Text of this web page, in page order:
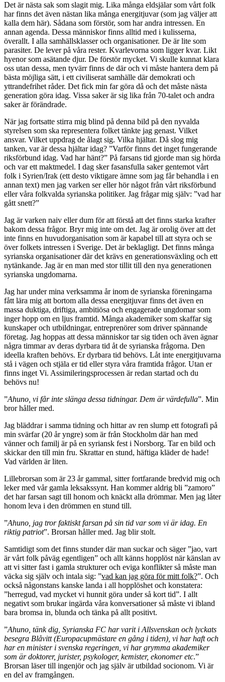
Det är nästa sak som slagit mig. Lika många eldsjälar som vårt folk
har finns det även nästan lika många energitjuvar (som jag väljer att
kalla dem här). Sådana som förstör, som har andra intressen. En
annan agenda. Dessa människor finns alltid med i kulisserna,
överallt. I alla samhällsklasser och organisationer. De är lite som
parasiter. De lever på våra rester. Kvarlevorna som ligger kvar. Likt
hyenor som asätande djur. De förstör mycket. Vi skulle kunnat klara
oss utan dessa, men tyvärr finns de där och vi måste hantera dem på
bästa möjliga sätt, i ett civiliserat samhälle där demokrati och
yttrandefrihet råder. Det fick min far göra då och det måste nästa
generation göra idag. Vissa saker är sig lika från 70-talet och andra
saker är förändrade.
När jag fortsatte stirra mig blind på denna bild på den nyvalda
styrelsen som ska representera folket tänkte jag genast. Vilket
ansvar. Vilket uppdrag de ålagt sig. Vilka hjältar. Då slog mig
tanken, var är dessa hjältar idag? ”Varför finns det inget fungerande
riksförbund idag. Vad har hänt?” På farsans tid gjorde man sig hörda
och var ett maktmedel. I dag sker fasansfulla saker gentemot vårt
folk i Syrien/Irak (ett desto viktigare ämne som jag får behandla i en
annan text) men jag varken ser eller hör något från vårt riksförbund
eller våra folkvalda syrianska politiker. Jag frågar mig själv: ”vad har
gått snett?”
Jag är varken naiv eller dum för att förstå att det finns starka krafter
bakom dessa frågor. Bryr mig inte om det. Jag är orolig över att det
inte finns en huvudorganisation som är kapabel till att styra och se
över folkets intressen i Sverige. Det är beklagligt. Det finns många
syrianska organisationer där det krävs en generationsväxling och ett
nytänkande. Jag är en man med stor tillit till den nya generationen
syrianska ungdomarna.
Jag har under mina verksamma år inom de syrianska föreningarna
fått lära mig att bortom alla dessa energitjuvar finns det även en
massa duktiga, driftiga, ambitiösa och engagerade ungdomar som
inger hopp om en ljus framtid. Många akademiker som skaffar sig
kunskaper och utbildningar, entreprenörer som driver spännande
företag. Jag hoppas att dessa människor tar sig tiden och även ägnar
några timmar av deras dyrbara tid åt de syrianska frågorna. Den
ideella kraften behövs. Er dyrbara tid behövs. Låt inte energitjuvarna
stå i vägen och stjäla er tid eller styra våra framtida frågor. Utan er
finns inget Vi. Assimileringsprocessen är redan startad och du
behövs nu!
”Ahuno, vi får inte slänga dessa tidningar. Dem är värdefulla”. Min
bror håller med.
Jag bläddrar i samma tidning och hittar av ren slump ett fotografi på
min svärfar (20 år yngre) som är från Stockholm där han med
vänner och familj är på en syriansk fest i Norsborg. Tar en bild och
skickar den till min fru. Skrattar en stund, häftiga kläder de hade!
Vad världen är liten.
Lillebrorsan som är 23 år gammal, sitter fortfarande bredvid mig och
leker med vår gamla leksakssynt. Han kommer aldrig bli ”zamoro”
det har farsan sagt till honom och knäckt alla drömmar. Men jag låter
honom leva i den drömmen en stund till.
”Ahuno, jag tror faktiskt farsan på sin tid var som vi är idag. En
riktig patriot”. Brorsan håller med. Jag blir stolt.
Samtidigt som det finns stunder där man suckar och säger ”jao, vart
är vårt folk påväg egentligen” och allt känns hopplöst när känslan av
att vi sitter fast i gamla strukturer och eviga konflikter så måste man
väcka sig själv och intala sig: ”vad kan jag göra för mitt folk?”. Och
också någonstans kanske landa i all hopplöshet och konstatera:
”herregud, vad mycket vi hunnit göra under så kort tid”. I allt
negativt som brukar ingärda våra konversationer så måste vi ibland
bara bromsa in, blunda och tänka på allt positivt.
”Ahuno, tänk dig, Syrianska FC har varit i Allsvenskan och lyckats
besegra Blåvitt (Europacupmästare en gång i tiden), vi har haft och
har en minister i svenska regeringen, vi har grymma akademiker
som är doktorer, jurister, psykologer, kemister, ekonomer etc.”
Brorsan läser till ingenjör och jag själv är utbildad socionom. Vi är
en del av framgången.